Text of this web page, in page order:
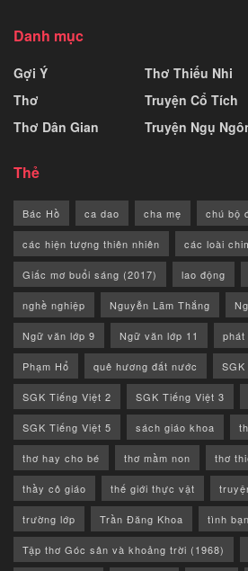
Danh mục
Gợi Ý
Thơ
Thơ Dân Gian
Thơ Thiếu Nhi
Truyện Cổ Tích
Truyện Ngụ
Thẻ
Bác Hồ ca dao cha mẹ chú bộ
các hiện tượng thiên nhiên các loài
Giấc mơ buổi sáng (2017) lao động
nghề nghiệp Nguyễn Lãm Thắng
Ngữ văn lớp 9 Ngữ văn lớp 11
Phạm Hổ quê hương đất nước
SGK Tiếng Việt 2 SGK Tiếng Việt 3
SGK Tiếng Việt 5 sách giáo khoa
thơ hay cho bé thơ mầm non thơ
thầy cô giáo thế giới thực vật
trường lớp Trần Đăng Khoa tình bạn
Tập thơ Góc sân và khoảng trời (1968)